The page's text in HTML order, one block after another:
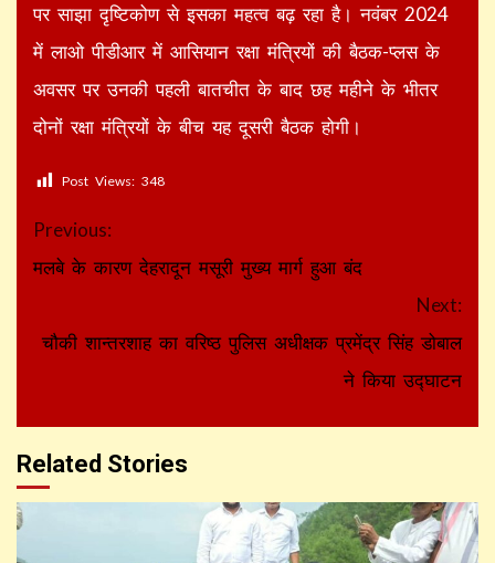
पर साझा दृष्टिकोण से इसका महत्व बढ़ रहा है। नवंबर 2024
में लाओ पीडीआर में आसियान रक्षा मंत्रियों की बैठक-प्लस के
अवसर पर उनकी पहली बातचीत के बाद छह महीने के भीतर
दोनों रक्षा मंत्रियों के बीच यह दूसरी बैठक होगी।
Post Views: 348
Continue
Reading
Previous:
मलबे के कारण देहरादून मसूरी मुख्य मार्ग हुआ बंद
Next:
चौकी शान्तरशाह का वरिष्ठ पुलिस अधीक्षक प्रमेंद्र सिंह डोबाल
ने किया उद्घाटन
Related Stories